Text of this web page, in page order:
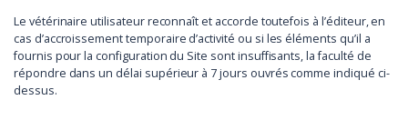
Le vétérinaire utilisateur reconnaît et accorde toutefois à l’éditeur, en
cas d’accroissement temporaire d’activité ou si les éléments qu’il a
fournis pour la configuration du Site sont insuffisants, la faculté de
répondre dans un délai supérieur à 7 jours ouvrés comme indiqué ci-
dessus.